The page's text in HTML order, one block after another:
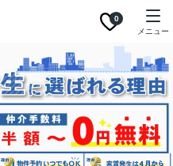
0
メニュー